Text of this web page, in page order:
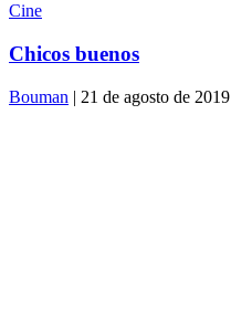
Cine
Chicos buenos
Bouman | 21 de agosto de 2019